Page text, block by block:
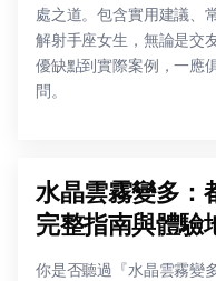
處之道。包含實用建議、
解射手座女生，無論是交
優缺點到實際案例，一應
問。
水晶雲霧變多：
完整指南與體驗
你是否聽過『水晶雲霧變